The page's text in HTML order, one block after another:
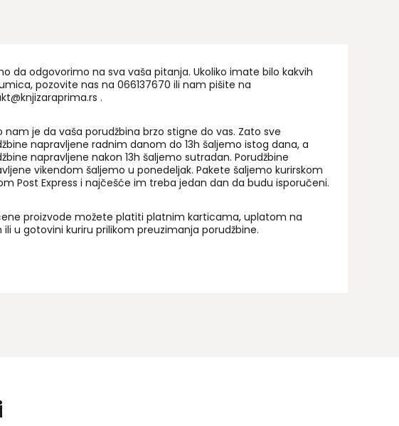
da odgovorimo na sva vaša pitanja. Ukoliko imate bilo kakvih
pozovite nas na 066137670 ili nam pišite na
.
nam je da vaša porudžbina brzo stigne do vas. Zato sve
napravljene radnim danom do 13h šaljemo istog dana, a
napravljene nakon 13h šaljemo sutradan. Porudžbine
vikendom šaljemo u ponedeljak. Pakete šaljemo kurirskom
Post Express i najčešće im treba jedan dan da budu isporučeni.
proizvode možete platiti platnim karticama, uplatom na
ili u gotovini kuriru prilikom preuzimanja porudžbine.